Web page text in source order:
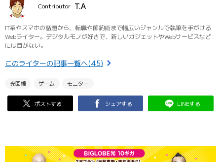
Contributor T.A
IT系やスマホの話題から、転職や節約術まで幅広いジャンルで執筆を手がける
Webライター。デジタルモノが好きで、新しいガジェットやWebサービスなど
には目がない。
このライターの記事一覧へ(45)
光回線 ゲーム モニター
ポストする シェアする LINEする